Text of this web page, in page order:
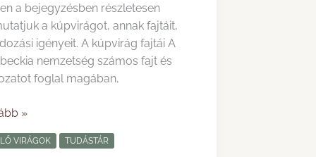
a bejegyzésben részletesen
a kúpvirágot, annak fajtáit,
igényeit. A kúpvirág fajtái A
nemzetség számos fajt és
foglal magában,
»
VIRÁGOK TUDÁSTÁR